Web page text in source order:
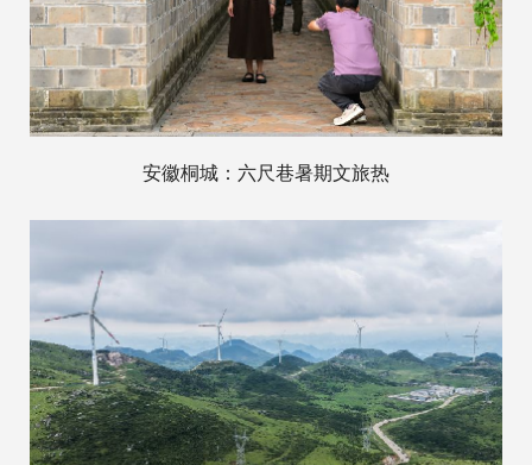
安徽桐城：六尺巷暑期文旅热